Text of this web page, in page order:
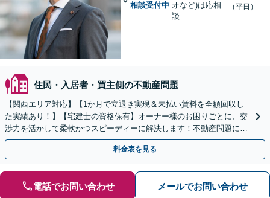
相談受付中 オなど)は応相
談
（平日）
住民・入居者・買主側の不動産問題
【関西エリア対応】【1か月で立退き実現＆未払い賃料を全額回収し
た実績あり！】【宅建士の資格保有】オーナー様のお困りごとに、交
渉力を活かして柔軟かつスピーディーに解決します！不動産問題に幅
広く対応しています。
料金表を見る
電話でお問い合わせ メールでお問い合わせ